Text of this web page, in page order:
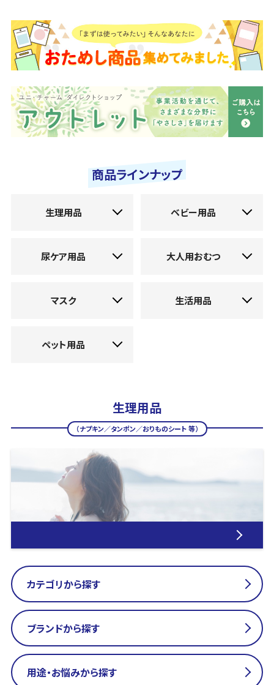
商品ラインナップ
生理用品 ベビー用品
尿ケア用品 大人用おむつ
マスク 生活用品
ペット用品
生理用品
（ナプキン／タンポン／おりものシート 等）
カテゴリから探す
ブランドから探す
用途・お悩みから探す